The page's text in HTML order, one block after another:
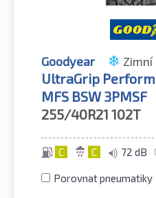
Goodyear
UltraGrip
MFS BSW 3PMSF
255/40R21 102T
C C 72 dB
Porovnat pneumatiky